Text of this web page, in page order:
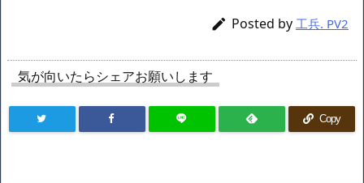
 Posted by 工兵. PV2
気が向いたらシェアお願いします
Copy